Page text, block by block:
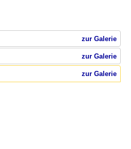
zur Galerie
zur Galerie
zur Galerie